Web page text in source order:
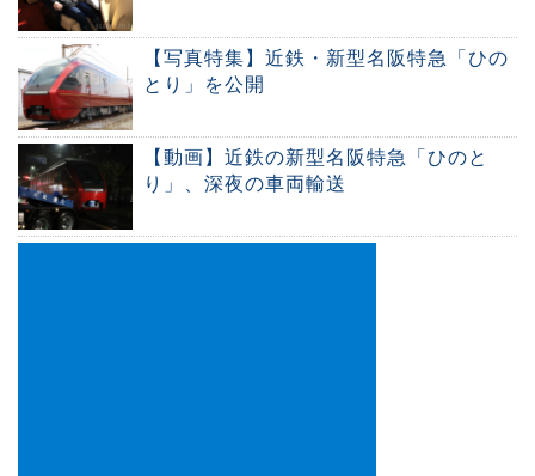
【写真特集】近鉄・新型名阪特急「ひの
とり」を公開
【動画】近鉄の新型名阪特急「ひのと
り」、深夜の車両輸送